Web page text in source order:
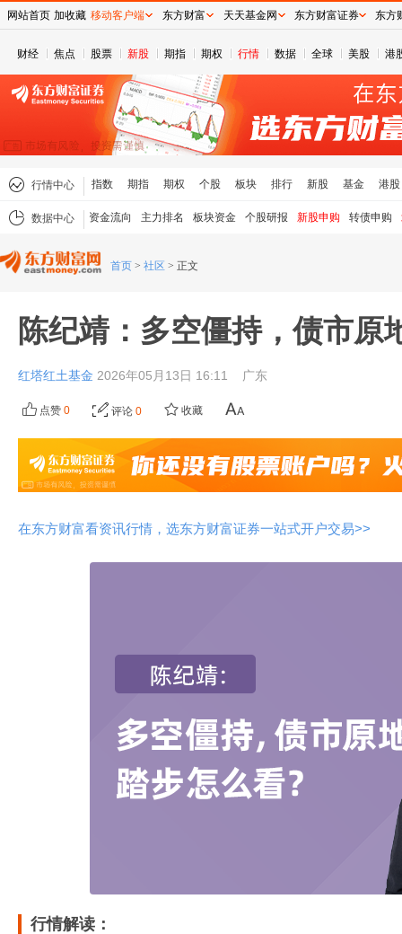
财经 焦点 股票 新股 期指 期权 行情 数据 全球 美股 港
行情中心 指数 期指 期权 个股 板块 排行 新股 基金 港股
数据中心 资金流向 主力排名 板块资金 个股研报 新股申购 转债申购
首页 > 社区 > 正文
陈纪靖：多空僵持，债市原
红塔红土基金 2026年05月13日 16:11 广东
点赞 0 评论 0 收藏
在东方财富看资讯行情，选东方财富证券一站式开户交易>>
行情解读：
网站首页 加收藏 移动客户端 东方财富 天天基金网 东方财富证券 东方